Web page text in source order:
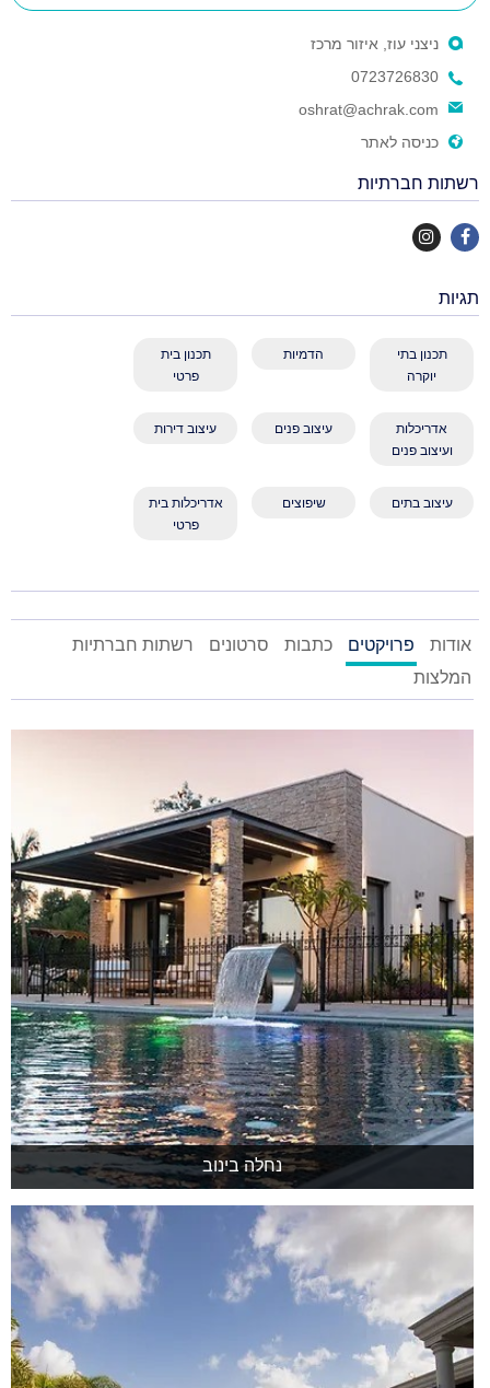
ניצני עוז, איזור מרכז
0723726830
oshrat@achrak.com
כניסה לאתר
רשתות חברתיות
תגיות
תכנון בתי
יוקרה
הדמיות
תכנון בית
פרטי
אדריכלות
ועיצוב פנים
עיצוב פנים עיצוב דירות
עיצוב בתים שיפוצים
אדריכלות בית
פרטי
אודות פרויקטים כתבות סרטונים
רשתות חברתיות
המלצות
נחלה בינוב